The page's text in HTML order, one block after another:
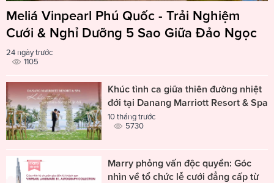
Meliá Vinpearl Phú Quốc - Trải Nghiệm
Cưới & Nghỉ Dưỡng 5 Sao Giữa Đảo Ngọc
24 ngày trước
1105
Khúc tình ca giữa thiên đường nhiệt
đới tại Danang Marriott Resort & Spa
10 tháng trước
5730
Marry phỏng vấn độc quyền: Góc
nhìn về tổ chức lễ cưới đẳng cấp từ